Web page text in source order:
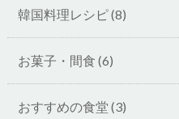
韓国料理レシピ(8)
お菓子・間食 (6)
おすすめの食堂 (3)